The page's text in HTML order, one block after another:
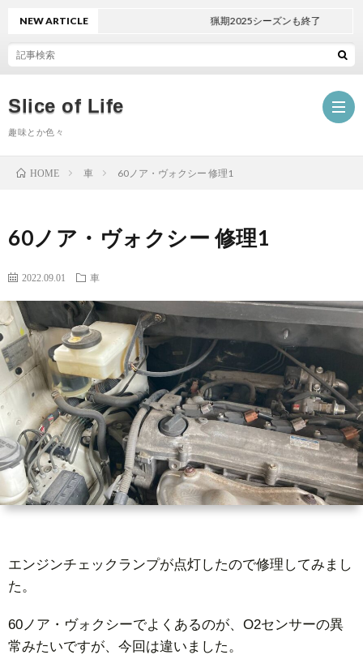
Slice of Life
趣味とか色々
と
狩
NEW ARTICLE 猟期2025シーズンも終了
HOME 車 60ノア・ヴォクシー 修理1
60ノア・ヴォクシー 修理1
2022.09.01 車
エンジンチェックランプが点灯したので修理してみまし
た。
60ノア・ヴォクシーでよくあるのが、O2センサーの異
常みたいですが、今回は違いました。